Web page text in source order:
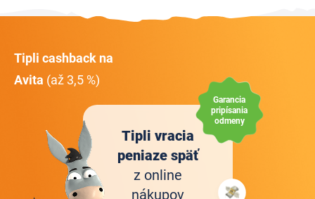
Tipli cashback na
Avita (až 3,5 %)
Tipli vracia
peniaze späť
z online
nákupov
Garancia
pripísania
odmeny